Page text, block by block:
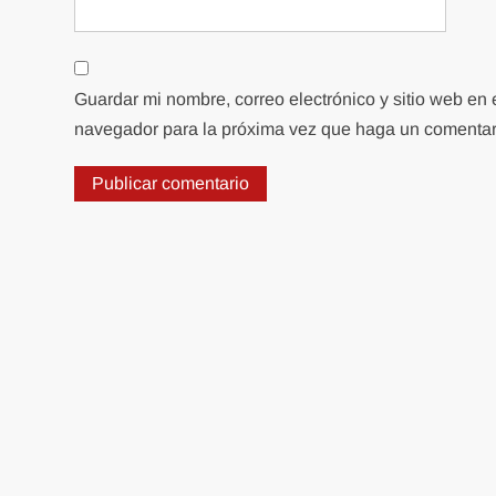
Guardar mi nombre, correo electrónico y sitio web en
navegador para la próxima vez que haga un